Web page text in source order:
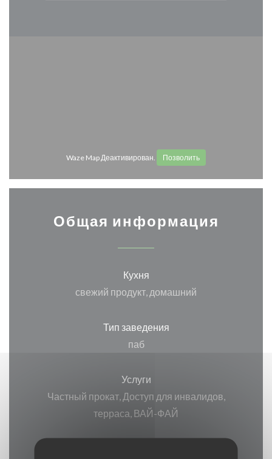
Waze Map Деактивирован. Позволить
Общая информация
Кухня
свежий продукт, домашний
Тип заведения
паб
Услуги
Частный прокат, Доступ для инвалидов,
терраса, ВАЙ-ФАЙ